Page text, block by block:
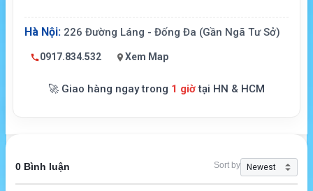
Hà Nội: 226 Đường Láng - Đống Đa (Gần Ngã Tư Sở)
0917.834.532 Xem Map
🚀 Giao hàng ngay trong 1 giờtại HN & HCM
0 Bình luận Sort by